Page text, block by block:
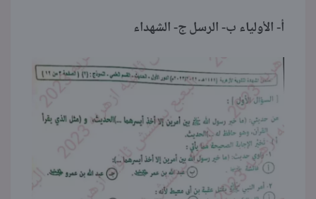
أ- الأولياء ب- الرسل ج- الشهداء